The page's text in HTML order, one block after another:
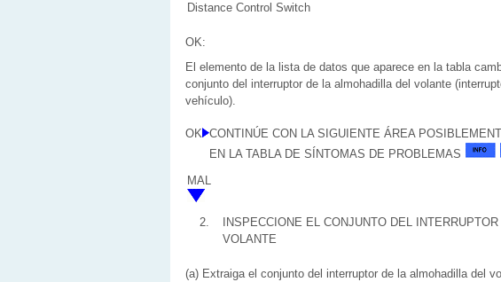
Distance Control Switch
OK:
El elemento de la lista de datos que aparece en la tabla
conjunto del interruptor de la almohadilla del volante
vehículo).
OK CONTINÚE CON LA SIGUIENTE ÁREA
EN LA TABLA DE SÍNTOMAS DE PROBLEMAS
MAL
2.
INSPECCIONE EL CONJUNTO DEL
VOLANTE
(a) Extraiga el conjunto del interruptor de la almohadilla del